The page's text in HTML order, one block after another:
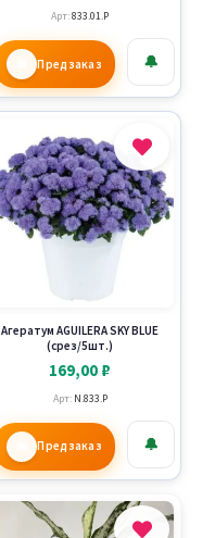
Арт:833.01.P
Предзаказ 🔔
Агератум AGUILERA SKY BLUE
(срез/5шт.)
169,00 ₽
Арт: N.833.P
Предзаказ 🔔